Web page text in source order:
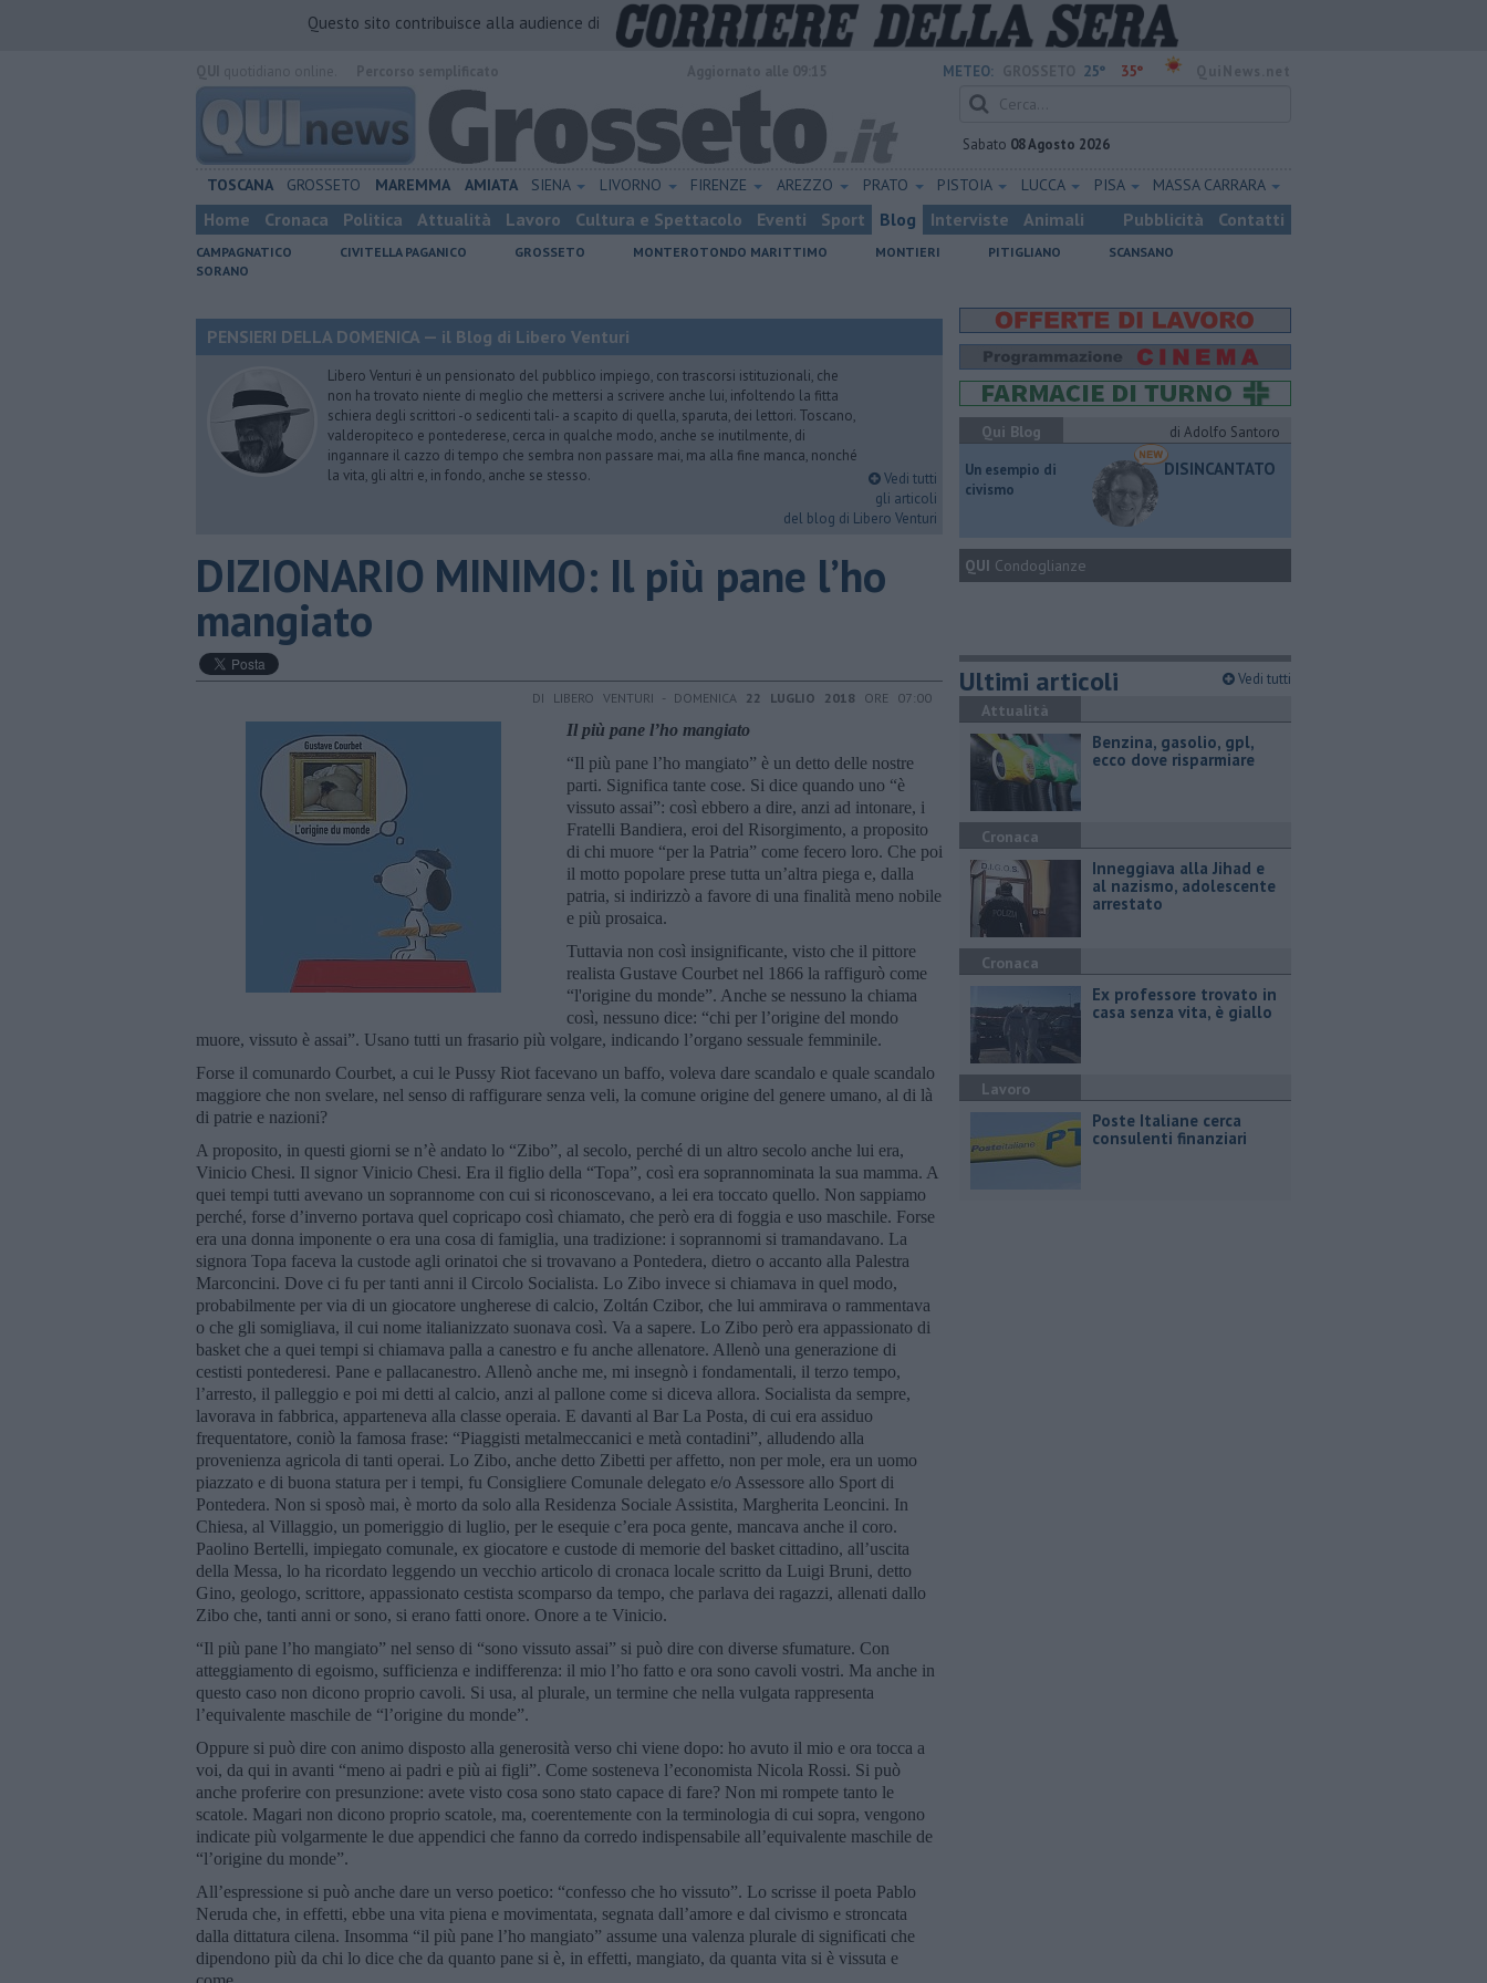
Questo sito contribuisce alla audience di
METEO: 25° 35°
Sabato 08 Agosto 2026
TOSCANA GROSSETO MAREMMA AMIATA SIENA LIVORNO FIRENZE AREZZO PRATO PISTOIA LUCCA PISA MASSA CARRARA
Home Cronaca Politica Attualità Lavoro Cultura e Spettacolo Eventi Sport Blog Interviste Animali Pubblicità Contatti
CAMPAGNATICO CIVITELLA PAGANICO GROSSETO MONTEROTONDO MARITTIMO MONTIERI PITIGLIANO
SCANSANO
SORANO
PENSIERI DELLA DOMENICA — il Blog di Libero Venturi
Libero Venturi è un pensionato del pubblico impiego, con trascorsi istituzionali, che
non ha trovato niente di meglio che mettersi a scrivere anche lui, infoltendo la fitta
schiera degli scrittori -o sedicenti tali- a scapito di quella, sparuta, dei lettori. Toscano,
valderopiteco e pontederese, cerca in qualche modo, anche se inutilmente, di
ingannare il cazzo di tempo che sembra non passare mai, ma alla fine manca, nonché
la vita, gli altri e, in fondo, anche se stesso.
Vedi tutti
gli articoli
del blog di Libero Venturi
DIZIONARIO MINIMO: Il più pane l’ho
mangiato
DI LIBERO VENTURI - DOMENICA 22 LUGLIO 2018 ORE 07:00
Il più pane l’ho mangiato
“Il più pane l’ho mangiato” è un detto delle nostre
parti. Significa tante cose. Si dice quando uno “è
vissuto assai”: così ebbero a dire, anzi ad intonare, i
Fratelli Bandiera, eroi del Risorgimento, a proposito
di chi muore “per la Patria” come fecero loro. Che poi
il motto popolare prese tutta un’altra piega e, dalla
patria, si indirizzò a favore di una finalità meno nobile
e più prosaica.
Tuttavia non così insignificante, visto che il pittore
realista Gustave Courbet nel 1866 la raffigurò come
“l'origine du monde”. Anche se nessuno la chiama
così, nessuno dice: “chi per l’origine del mondo
muore, vissuto è assai”. Usano tutti un frasario più volgare, indicando l’organo sessuale femminile.
Forse il comunardo Courbet, a cui le Pussy Riot facevano un baffo, voleva dare scandalo e quale scandalo
maggiore che non svelare, nel senso di raffigurare senza veli, la comune origine del genere umano, al di là
di patrie e nazioni?
A proposito, in questi giorni se n’è andato lo “Zibo”, al secolo, perché di un altro secolo anche lui era,
Vinicio Chesi. Il signor Vinicio Chesi. Era il figlio della “Topa”, così era soprannominata la sua mamma. A
quei tempi tutti avevano un soprannome con cui si riconoscevano, a lei era toccato quello. Non sappiamo
perché, forse d’inverno portava quel copricapo così chiamato, che però era di foggia e uso maschile. Forse
era una donna imponente o era una cosa di famiglia, una tradizione: i soprannomi si tramandavano. La
signora Topa faceva la custode agli orinatoi che si trovavano a Pontedera, dietro o accanto alla Palestra
Marconcini. Dove ci fu per tanti anni il Circolo Socialista. Lo Zibo invece si chiamava in quel modo,
probabilmente per via di un giocatore ungherese di calcio, Zoltán Czibor, che lui ammirava o rammentava
o che gli somigliava, il cui nome italianizzato suonava così. Va a sapere. Lo Zibo però era appassionato di
basket che a quei tempi si chiamava palla a canestro e fu anche allenatore. Allenò una generazione di
cestisti pontederesi. Pane e pallacanestro. Allenò anche me, mi insegnò i fondamentali, il terzo tempo,
l’arresto, il palleggio e poi mi detti al calcio, anzi al pallone come si diceva allora. Socialista da sempre,
lavorava in fabbrica, apparteneva alla classe operaia. E davanti al Bar La Posta, di cui era assiduo
frequentatore, coniò la famosa frase: “Piaggisti metalmeccanici e metà contadini”, alludendo alla
provenienza agricola di tanti operai. Lo Zibo, anche detto Zibetti per affetto, non per mole, era un uomo
piazzato e di buona statura per i tempi, fu Consigliere Comunale delegato e/o Assessore allo Sport di
Pontedera. Non si sposò mai, è morto da solo alla Residenza Sociale Assistita, Margherita Leoncini. In
Chiesa, al Villaggio, un pomeriggio di luglio, per le esequie c’era poca gente, mancava anche il coro.
Paolino Bertelli, impiegato comunale, ex giocatore e custode di memorie del basket cittadino, all’uscita
della Messa, lo ha ricordato leggendo un vecchio articolo di cronaca locale scritto da Luigi Bruni, detto
Gino, geologo, scrittore, appassionato cestista scomparso da tempo, che parlava dei ragazzi, allenati dallo
Zibo che, tanti anni or sono, si erano fatti onore. Onore a te Vinicio.
“Il più pane l’ho mangiato” nel senso di “sono vissuto assai” si può dire con diverse sfumature. Con
atteggiamento di egoismo, sufficienza e indifferenza: il mio l’ho fatto e ora sono cavoli vostri. Ma anche in
questo caso non dicono proprio cavoli. Si usa, al plurale, un termine che nella vulgata rappresenta
l’equivalente maschile de “l’origine du monde”.
Oppure si può dire con animo disposto alla generosità verso chi viene dopo: ho avuto il mio e ora tocca a
voi, da qui in avanti “meno ai padri e più ai figli”. Come sosteneva l’economista Nicola Rossi. Si può
anche proferire con presunzione: avete visto cosa sono stato capace di fare? Non mi rompete tanto le
scatole. Magari non dicono proprio scatole, ma, coerentemente con la terminologia di cui sopra, vengono
indicate più volgarmente le due appendici che fanno da corredo indispensabile all’equivalente maschile de
“l’origine du monde”.
All’espressione si può anche dare un verso poetico: “confesso che ho vissuto”. Lo scrisse il poeta Pablo
Neruda che, in effetti, ebbe una vita piena e movimentata, segnata dall’amore e dal civismo e stroncata
dalla dittatura cilena. Insomma “il più pane l’ho mangiato” assume una valenza plurale di significati che
dipendono più da chi lo dice che da quanto pane si è, in effetti, mangiato, da quanta vita si è vissuta e
Qui Blog
di Adolfo Santoro
​Un esempio di
civismo
DISINCANTATO
QUI Condoglianze
Ultimi articoli Vedi tutti
Attualità
​Benzina, gasolio, gpl,
ecco dove risparmiare
Cronaca
Inneggiava alla Jihad e
al nazismo, adolescente
arrestato
Cronaca
Ex professore trovato in
casa senza vita, è giallo
Lavoro
Poste Italiane cerca
consulenti finanziari